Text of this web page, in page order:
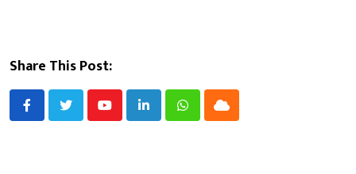
Share This Post:
YoutubeLinkedInWhatsappCloud